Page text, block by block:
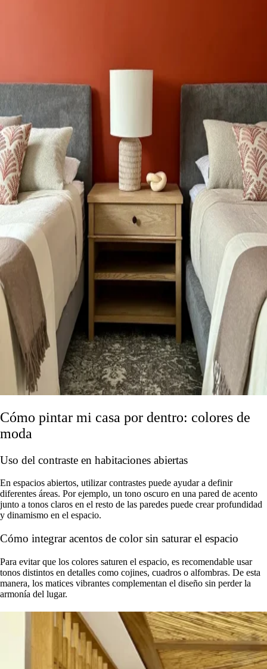
Cómo pintar mi casa por dentro: colores de
moda
Uso del contraste en habitaciones abiertas
En espacios abiertos, utilizar contrastes puede ayudar a definir
diferentes áreas. Por ejemplo, un tono oscuro en una pared de acento
junto a tonos claros en el resto de las paredes puede crear profundidad
y dinamismo en el espacio.
Cómo integrar acentos de color sin saturar el espacio
Para evitar que los colores saturen el espacio, es recomendable usar
tonos distintos en detalles como cojines, cuadros o alfombras. De esta
manera, los matices vibrantes complementan el diseño sin perder la
armonía del lugar.